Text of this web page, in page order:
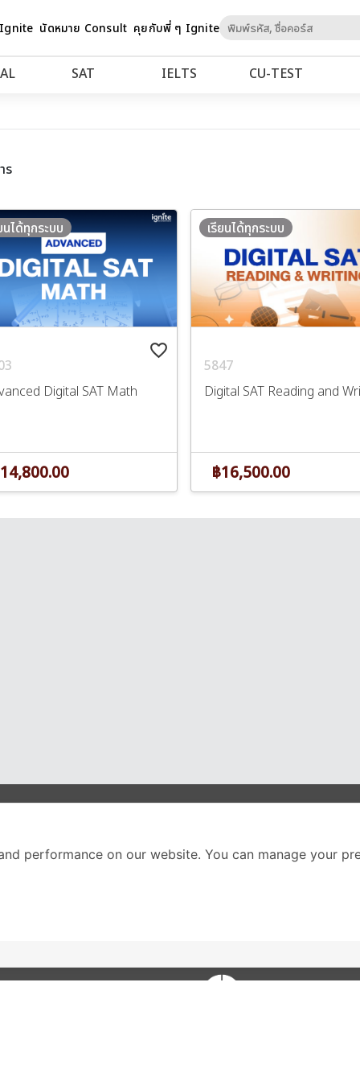
Ignite นัดหมาย Consult คุยกับพี่ ๆ Igniteto
SAT IELTS CU‑TEST
ร
favorite_border
Digital SAT Math
นได้ทุกระบบ
5847
Digital SAT Reading and
เรียนได้ทุกระบบ
฿16,500.00
performance on our website. You can manage your